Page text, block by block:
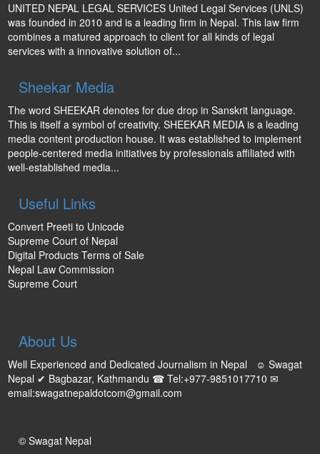
UNITED NEPAL LEGAL SERVICES United Legal Services (UNLS)
was founded in 2010 and is a leading firm in Nepal. This law firm
combines a matured approach to client for all kinds of legal
services with a innovative solution of...
Sheekar Media
The word SHEEKAR denotes for due drop in Sanskrit language.
This is itself a symbol of creativity. SHEEKAR MEDIA is a leading
media content production house. It was established to implement
people-centered media initiatives by professionals affiliated with
well-established media...
Useful Links
Convert Preeti to Unicode
Supreme Court of Nepal
Digital Products Terms of Sale
Nepal Law Commission
Supreme Court
About Us
Well Experienced and Dedicated Journalism in Nepal ☺ Swagat
Nepal ✔ Bagbazar, Kathmandu ☎ Tel:+977-9851017710 ✉
email:swagatnepaldotcom@gmail.com
© Swagat Nepal